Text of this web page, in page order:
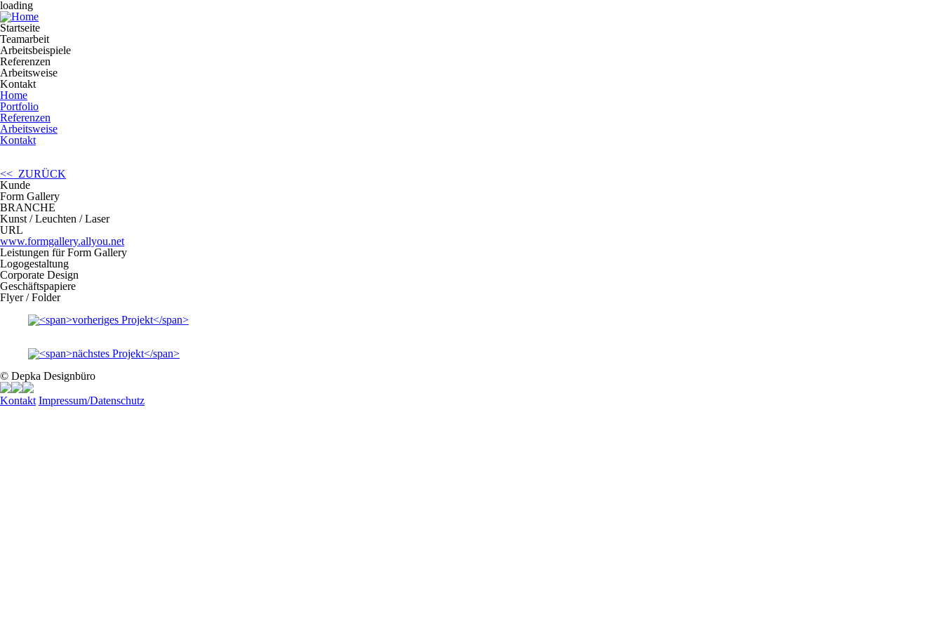
loading
Startseite
Teamarbeit
Arbeitsbeispiele
Referenzen
Arbeitsweise
Kontakt
Home
Portfolio
Referenzen
Arbeitsweise
Kontakt
<< ZURÜCK
Kunde
Form Gallery
BRANCHE
Kunst / Leuchten / Laser
URL
www.formgallery.allyou.net
Leistungen für Form Gallery
Logogestaltung
Corporate Design
Geschäftspapiere
Flyer / Folder
© Depka Designbüro
Kontakt Impressum/Datenschutz